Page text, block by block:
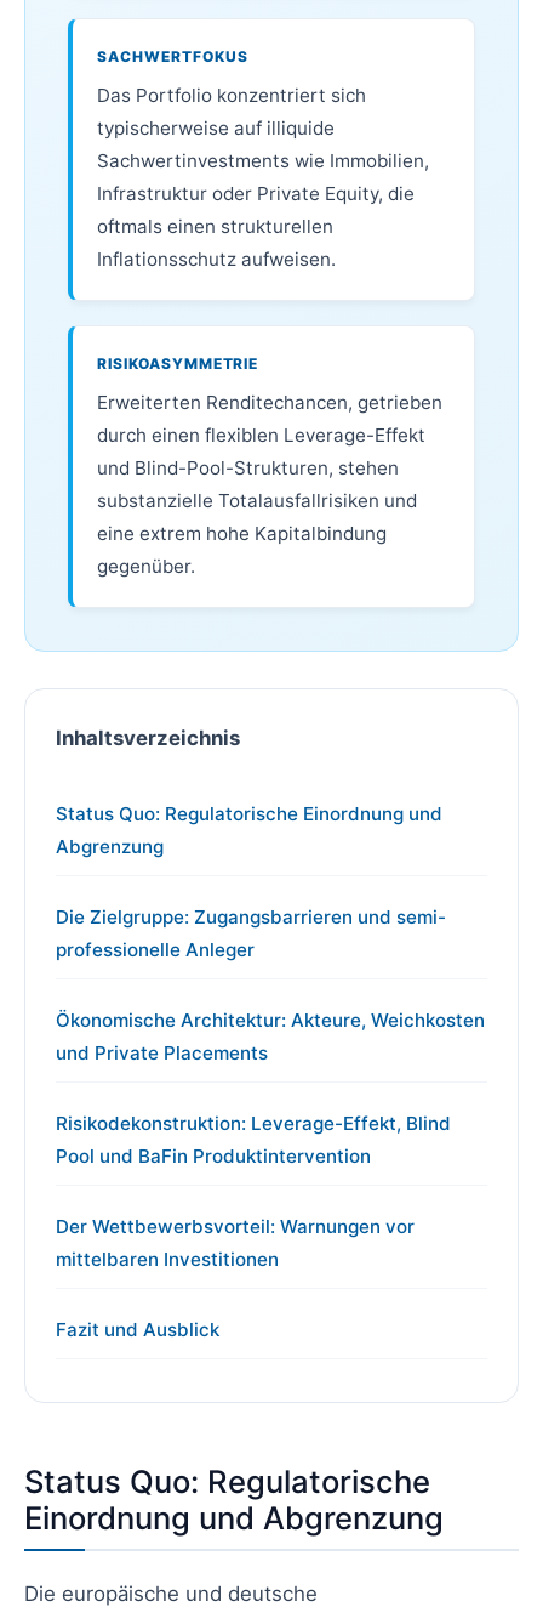
SACHWERTFOKUS
Das Portfolio konzentriert sich
typischerweise auf illiquide
Sachwertinvestments wie Immobilien,
Infrastruktur oder Private Equity, die
oftmals einen strukturellen
Inflationsschutz aufweisen.
RISIKOASYMMETRIE
Erweiterten Renditechancen, getrieben
durch einen flexiblen Leverage-Effekt
und Blind-Pool-Strukturen, stehen
substanzielle Totalausfallrisiken und
eine extrem hohe Kapitalbindung
gegenüber.
Inhaltsverzeichnis
Status Quo: Regulatorische Einordnung und
Abgrenzung
Die Zielgruppe: Zugangsbarrieren und semi-
professionelle Anleger
Ökonomische Architektur: Akteure, Weichkosten
und Private Placements
Risikodekonstruktion: Leverage-Effekt, Blind
Pool und BaFin Produktintervention
Der Wettbewerbsvorteil: Warnungen vor
mittelbaren Investitionen
Fazit und Ausblick
Status Quo: Regulatorische
Einordnung und Abgrenzung
Die europäische und deutsche